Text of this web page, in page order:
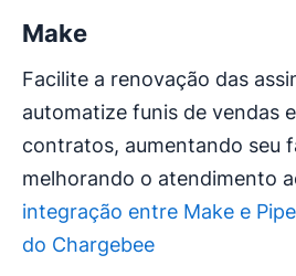
Make
Facilite a renovação das
automatize funis de vendas
contratos, aumentando seu
melhorando o atendimento
integração entre Make e
do Chargebee